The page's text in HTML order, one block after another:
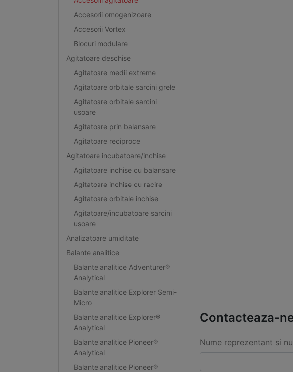
Accesorii omogenizoare
Accesorii Vortex
Blocuri modulare
Agitatoare deschise
Agitatoare medii extreme
Agitatoare orbitale sarcini grele
Agitatoare orbitale sarcini
usoare
Agitatoare prin balansare
Agitatoare reciproce
Agitatoare incubatoare/inchise
Agitatoare inchise cu balansare
Agitatoare inchise cu racire
Agitatoare orbitale inchise
Agitatoare/incubatoare sarcini
usoare
Analizatoare umiditate
Balante analitice
Balante analitice Adventurer®
Analytical
Balante analitice Explorer Semi-
Micro
Balante analitice Explorer®
Analytical
Balante analitice Pioneer®
Analytical
Balante analitice Pioneer®
Contacteaza-
Nume reprezentant si